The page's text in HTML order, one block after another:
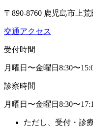
〒890-8760 鹿児島市上
交通アクセス
受付時間
月曜日〜金曜日 8:30〜
診察時間
月曜日〜金曜日 8:30〜
ただし、受付・診